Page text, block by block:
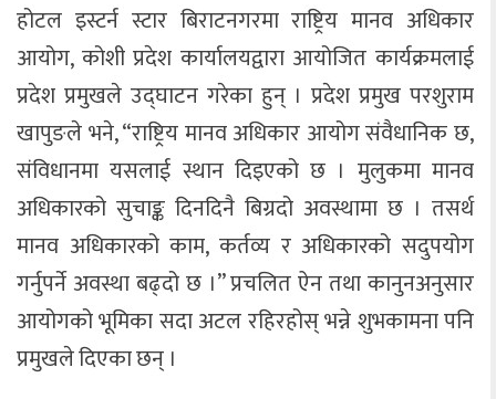
होटल इस्टर्न स्टार बिराटनगरमा राष्ट्रिय मानव अधिकार
आयोग, कोशी प्रदेश कार्यालयद्वारा आयोजित कार्यक्रमलाई
प्रदेश प्रमुखले उद्घाटन गरेका हुन् । प्रदेश प्रमुख परशुराम
खापुङले भने, “राष्ट्रिय मानव अधिकार आयोग संवैधानिक छ,
संविधानमा यसलाई स्थान दिइएको छ । मुलुकमा मानव
अधिकारको सुचाङ्क दिनदिनै बिग्रदो अवस्थामा छ । तसर्थ
मानव अधिकारको काम, कर्तव्य र अधिकारको सदुपयोग
गर्नुपर्ने अवस्था बढ्दो छ ।” प्रचलित ऐन तथा कानुनअनुसार
आयोगको भूमिका सदा अटल रहिरहोस् भन्ने शुभकामना पनि
प्रमुखले दिएका छन् ।